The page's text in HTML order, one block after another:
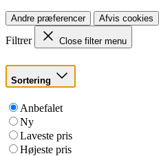
Andre præferencer Afvis cookies
Filtrer Close filter menu
Sortering
Anbefalet
Ny
Laveste pris
Højeste pris